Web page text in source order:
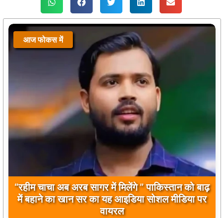
आज फोकस में
“रहीम चाचा अब अरब सागर में मिलेंगे ” पाकिस्तान को बाढ़
में बहाने का खान सर का यह आइडिया सोशल मीडिया पर
वायरल
आज फोकस में
बिलावल भुट्टो द्वारा सिंधु नदी और भारत को लेकर दिए गए
बयान पर भारत के केंद्रीय मंत्रियों की कड़ी प्रतिक्रिया